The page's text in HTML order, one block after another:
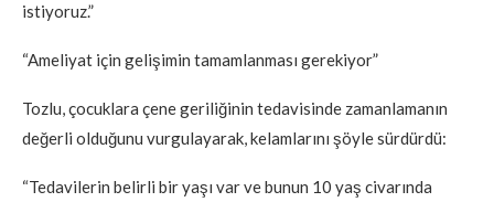
istiyoruz.”
“Ameliyat için gelişimin tamamlanması gerekiyor”
Tozlu, çocuklara çene geriliğinin tedavisinde zamanlamanın
değerli olduğunu vurgulayarak, kelamlarını şöyle sürdürdü:
“Tedavilerin belirli bir yaşı var ve bunun 10 yaş civarında